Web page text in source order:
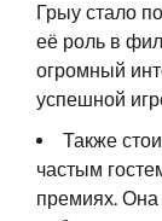
Грыу стало
её роль в
огромный
успешной
Также
частым
премиях. Она